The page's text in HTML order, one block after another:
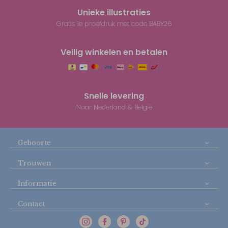
Unieke illustraties
Gratis 1e proefdruk met code BABY26
Veilig winkelen en betalen
Snelle levering
Naar Nederland & België
Geboorte
Trouwen
Informatie
Contact